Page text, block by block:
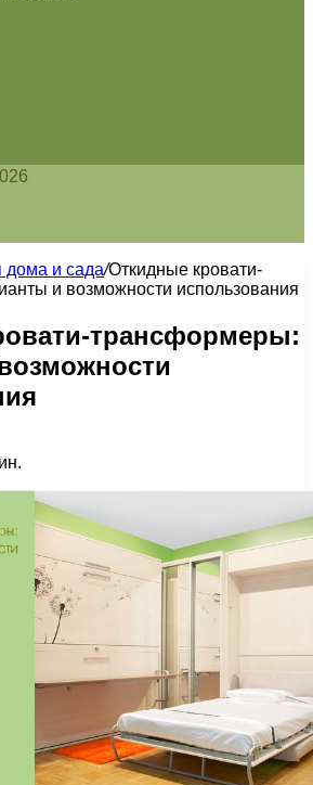
дома и сада/Откидные кровати-
и возможности использования
трансформеры: